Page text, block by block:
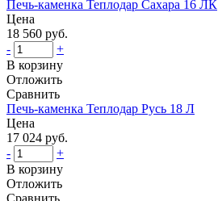
Печь-каменка Теплодар Сахара 16 ЛК
Цена
18 560 руб.
-
+
В корзину
Отложить
Сравнить
Печь-каменка Теплодар Русь 18 Л
Цена
17 024 руб.
-
+
В корзину
Отложить
Сравнить